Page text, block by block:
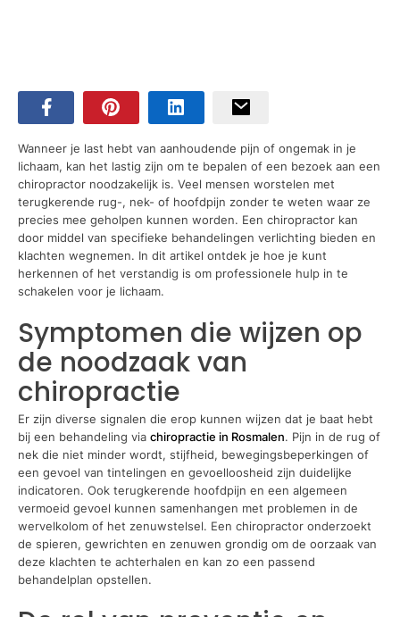
Wanneer je last hebt van aanhoudende pijn of ongemak in je
lichaam, kan het lastig zijn om te bepalen of een bezoek aan een
chiropractor noodzakelijk is. Veel mensen worstelen met
terugkerende rug-, nek- of hoofdpijn zonder te weten waar ze
precies mee geholpen kunnen worden. Een chiropractor kan
door middel van specifieke behandelingen verlichting bieden en
klachten wegnemen. In dit artikel ontdek je hoe je kunt
herkennen of het verstandig is om professionele hulp in te
schakelen voor je lichaam.
Symptomen die wijzen op
de noodzaak van
chiropractie
Er zijn diverse signalen die erop kunnen wijzen dat je baat hebt
bij een behandeling via chiropractie in Rosmalen. Pijn in de rug of
nek die niet minder wordt, stijfheid, bewegingsbeperkingen of
een gevoel van tintelingen en gevoelloosheid zijn duidelijke
indicatoren. Ook terugkerende hoofdpijn en een algemeen
vermoeid gevoel kunnen samenhangen met problemen in de
wervelkolom of het zenuwstelsel. Een chiropractor onderzoekt
de spieren, gewrichten en zenuwen grondig om de oorzaak van
deze klachten te achterhalen en kan zo een passend
behandelplan opstellen.